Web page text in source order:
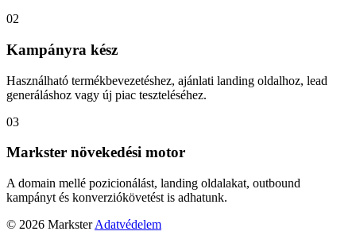
02
Kampányra kész
Használható termékbevezetéshez, ajánlati landing oldalhoz, lead
generáláshoz vagy új piac teszteléséhez.
03
Markster növekedési motor
A domain mellé pozicionálást, landing oldalakat, outbound
kampányt és konverziókövetést is adhatunk.
© 2026 Markster Adatvédelem